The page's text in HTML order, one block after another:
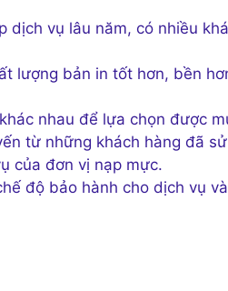
dịch vụ lâu năm, có nhiều
lượng bản in tốt hơn, bền
nhau để lựa chọn được
từ những khách hàng đã
của đơn vị nạp mực.
độ bảo hành cho dịch vụ